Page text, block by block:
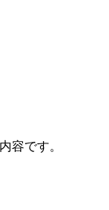
容です。